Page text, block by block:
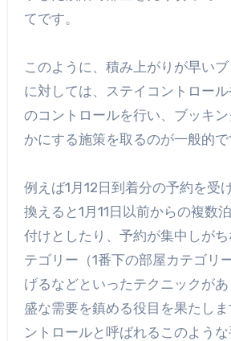
てです。
このように、積み上がりが早い
に対しては、ステイコントロー
のコントロールを行い、ブッキ
かにする施策を取るのが一般的で
例えば1月12日到着分の予約を受
換えると1月11日以前からの複数
付けとしたり、予約が集中しが
テゴリー（1番下の部屋カテゴリ
げるなどといったテクニックが
盛な需要を鎮める役目を果たし
ントロールと呼ばれるこのよう